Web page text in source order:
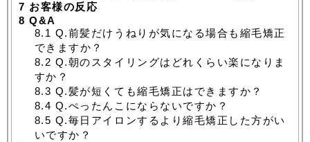
7 お客様の反応
8 Q&A
8.1 Q.前髪だけうねりが気になる場合も縮毛矯正
できますか？
8.2 Q.朝のスタイリングはどれくらい楽になりま
すか？
8.3 Q.髪が短くても縮毛矯正はできますか？
8.4 Q.ぺったんこにならないですか？
8.5 Q.毎日アイロンするより縮毛矯正した方がい
いですか？